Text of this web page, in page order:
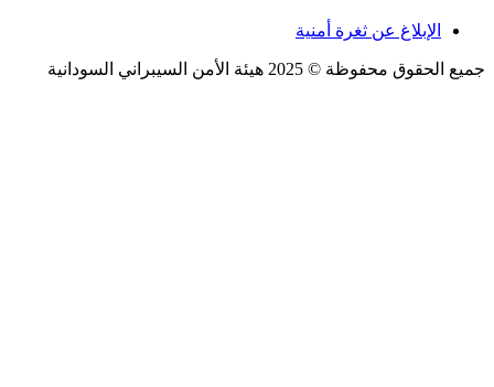
الإبلاغ عن ثغرة أمنية
الحقوق محفوظة © 2025 هيئة الأمن السيبراني السودانية